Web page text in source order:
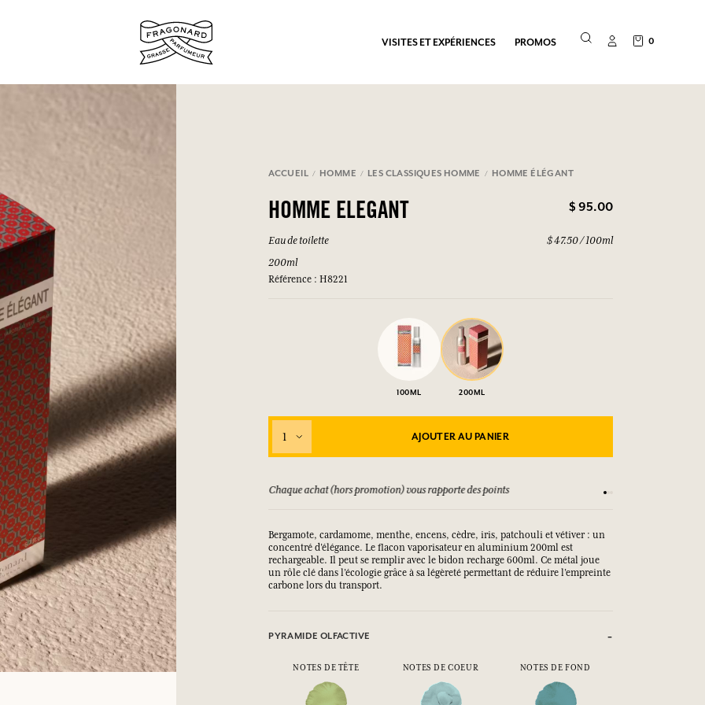
SE CONNECTER
SE CONNECTER
SE CONNECTER
VISITES ET EXPÉRIENCES PROMOS 0
ACCUEIL HOMME LES CLASSIQUES HOMME HOMME ÉLÉGANT
HOMME ELEGANT $ 95.00
Eau de toilette
200ml
Référence : H8221
$ 47.50 / 100ml
100ML 200ML
1 AJOUTER AU PANIER
jours Chaque achat (hors promotion) vous rapporte des points Consultez nos CGV
Bergamote, cardamome, menthe, encens, cèdre, iris, patchouli et vétiver : un
concentré d’élégance. Le flacon vaporisateur en aluminium 200ml est
rechargeable. Il peut se remplir avec le bidon recharge 600ml. Ce métal joue
un rôle clé dans l’écologie grâce à sa légèreté permettant de réduire l’empreinte
carbone lors du transport.
PYRAMIDE OLFACTIVE
NOTES DE TÊTE NOTES DE COEUR NOTES DE FOND